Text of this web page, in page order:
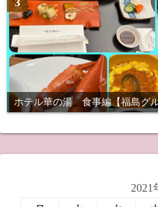
3
ホテル華の湯 食事編【福島グ
2021